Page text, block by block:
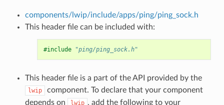
components/lwip/include/apps/ping/ping_sock.h
This header file can be included with:
#include "ping/ping_sock.h"
This header file is a part of the API provided by the
lwip
component. To declare that your component
depends on
lwip , add the following to your